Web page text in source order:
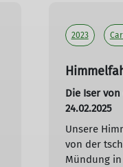
2023
Die Iser
24.02.2025
Unsere
von der
Mündung